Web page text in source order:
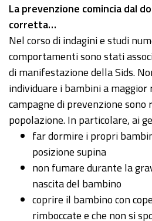
La prevenzione comincia dal
corretta…
Nel corso di indagini e studi
comportamenti sono stati
di manifestazione della Sids.
individuare i bambini a maggior
campagne di prevenzione
popolazione. In particolare, ai
far dormire i propri
posizione supina
non fumare durante la
nascita del bambino
coprire il bambino con
rimboccate e che non si